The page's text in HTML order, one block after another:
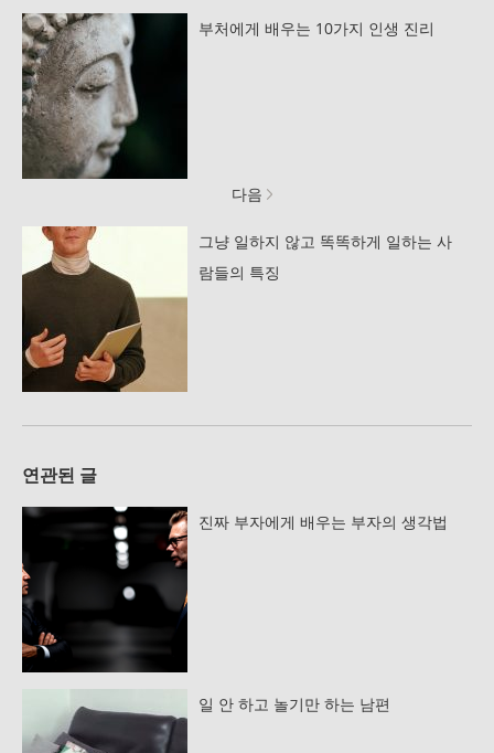
부처에게 배우는 10가지 인생 진리
다음
그냥 일하지 않고 똑똑하게 일하는 사
람들의 특징
연관된 글
진짜 부자에게 배우는 부자의 생각법
일 안 하고 놀기만 하는 남편